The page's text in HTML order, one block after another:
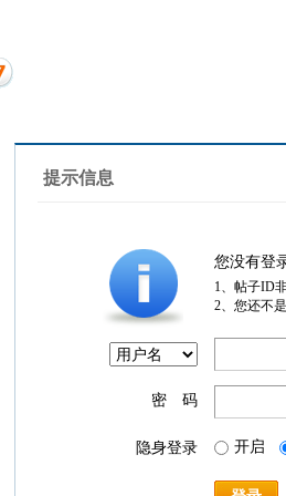
提示信息
您没有登
1、帖子ID
2、您还不
密 码
隐身登录 开启